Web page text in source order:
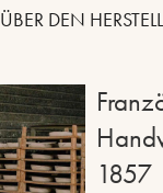
ÜBER DEN
1857